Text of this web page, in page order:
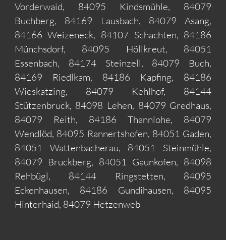
Vorderwaid, 84095 Kindsmühle, 84079
Buchberg, 84169 Lausbach, 84079 Asang,
84166 Weizeneck, 84107 Schachten, 84186
Münchsdorf, 84095 Höllkreut, 84051
Essenbach, 84174 Steinzell, 84079 Buch,
84169 Riedlkam, 84186 Kapfing, 84186
Wieskatzing, 84079 Kehlhof, 84144
Stützenbruck, 84098 Lehen, 84079 Gredhaus,
84079 Reith, 84186 Thannlohe, 84079
Wendlöd, 84095 Rannertshofen, 84051 Gaden,
84051 Wattenbacherau, 84051 Steinmühle,
84079 Bruckberg, 84051 Gaunkofen, 84098
Rehbügl, 84144 Ringstetten, 84095
Eckenhausen, 84186 Gundihausen, 84095
Hinterhaid, 84079 Hetzenweb